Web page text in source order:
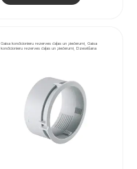
Gaisa kondicionieru rezerves daļas un piederumi, Gaisa
kondicionieru rezerves daļas un piederumi, Dzesēšana